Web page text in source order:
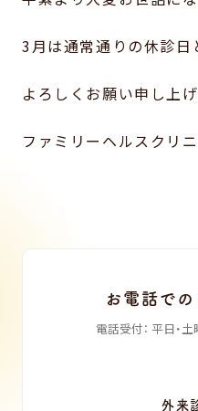
3月は通常通りの休診日
よろしくお願い申し上げ
ファミリーヘルスクリ
お電話で
電話受付： 平日・土
外来